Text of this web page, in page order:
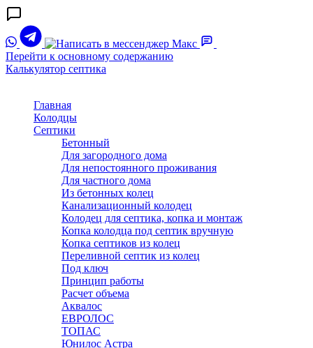
Перейти к основному содержанию
Калькулятор септика
Главная
Колодцы
Септики
Бетонный
Для загородного дома
Для непостоянного проживания
Для частного дома
Из бетонных колец
Канализационный колодец
Колодец для септика, копка и монтаж
Копка колодца под септик вручную
Копка септиков из колец
Переливной септик из колец
Под ключ
Принцип работы
Расчет объема
Аквалос
ЕВРОЛОС
ТОПАС
Юнилос Астра